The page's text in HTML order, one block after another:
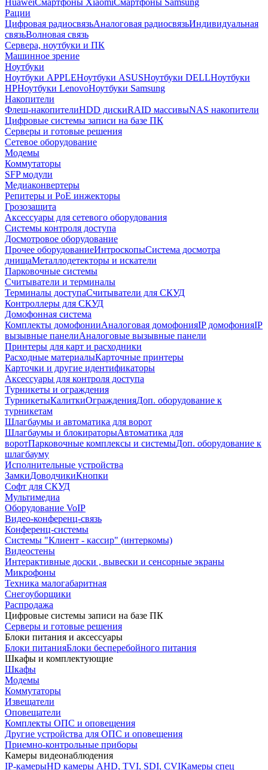
HuaweiСмартфоны XiaomiСмартфоны Samsung
Рации
Цифровая радиосвязьАналоговая радиосвязьИндивидуальная
связьВолновая связь
Сервера, ноутбуки и ПК
Машинное зрение
Ноутбуки
Ноутбуки APPLEНоутбуки ASUSНоутбуки DELLНоутбуки
HPНоутбуки LenovoНоутбуки Samsung
Накопители
Флеш-накопителиHDD дискиRAID массивыNAS накопители
Цифровые системы записи на базе ПК
Серверы и готовые решения
Сетевое оборудование
Модемы
Коммутаторы
SFP модули
Медиаконвертеры
Репитеры и PoE инжекторы
Грозозащита
Аксессуары для сетевого оборудования
Системы контроля доступа
Досмотровое оборудование
Прочее оборудованиеИнтроскопыСистема досмотра
днищаМеталлодетекторы и искатели
Парковочные системы
Считыватели и терминалы
Терминалы доступаСчитыватели для СКУД
Контроллеры для СКУД
Домофонная система
Комплекты домофонииАналоговая домофонияIP домофонияIP
вызывные панелиАналоговые вызывные панели
Принтеры для карт и расходники
Расходные материалыКарточные принтеры
Карточки и другие идентификаторы
Аксессуары для контроля доступа
Турникеты и ограждения
ТурникетыКалиткиОгражденияДоп. оборудование к
турникетам
Шлагбаумы и автоматика для ворот
Шлагбаумы и блокираторыАвтоматика для
воротПарковочные комплексы и системыДоп. оборудование к
шлагбауму
Исполнительные устройства
ЗамкиДоводчикиКнопки
Софт для СКУД
Мультимедиа
Оборудование VoIP
Видео-конференц-связь
Конференц-системы
Системы "Клиент - кассир" (интеркомы)
Видеостены
Интерактивные доски , вывески и сенсорные экраны
Микрофоны
Техника малогабаритная
Снегоуборщики
Распродажа
Цифровые системы записи на базе ПК
Серверы и готовые решения
Блоки питания и аксессуары
Блоки питанияБлоки бесперебойного питания
Шкафы и комплектующие
Шкафы
Модемы
Коммутаторы
Извещатели
Оповещатели
Комплекты ОПС и оповещения
Другие устройства для ОПС и оповещения
Приемно-контрольные приборы
Камеры видеонаблюдения
IP-камерыHD камеры AHD, TVI, SDI, CVIКамеры спец